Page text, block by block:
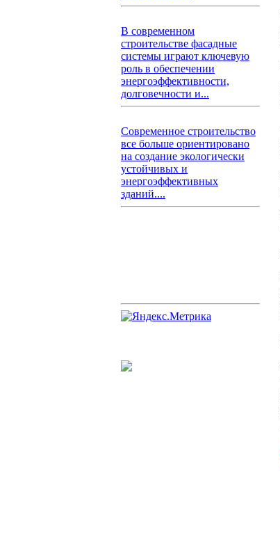
В современном
строительстве фасадные
системы играют ключевую
роль в обеспечении
энергоэффективности,
долговечности и...
Современное строительство
все больше ориентировано
на создание экологически
устойчивых и
энергоэффективных
зданий....